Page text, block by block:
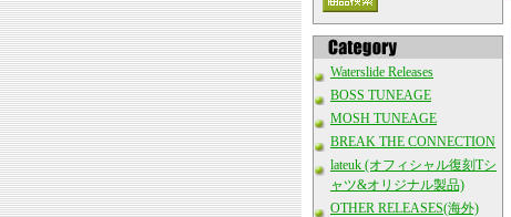
Waterslide Releases
BOSS TUNEAGE
MOSH TUNEAGE
BREAK THE CONNECTION
lateuk (オフィシャル復刻Tシ
ャツ&オリジナル製品)
OTHER RELEASES(海外)